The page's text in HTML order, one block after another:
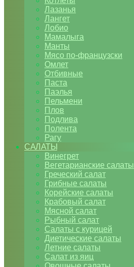
Лазанья
Лангет
Лобио
Мамалыга
Манты
Мясо по-французски
Омлет
Отбивные
Паста
Паэлья
Пельмени
Плов
Подлива
Полента
Рагу
САЛАТЫ
Винегрет
Вегетарианские салаты
Греческий салат
Грибные салаты
Корейские салаты
Крабовый салат
Мясной салат
Рыбный салат
Салаты с курицей
Диетические салаты
Летние салаты
Салат из яиц